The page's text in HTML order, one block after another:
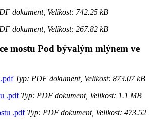
dokument, Velikost: 742.25 kB
dokument, Velikost: 267.82 kB
mostu Pod bývalým mlýnem ve
Typ: PDF dokument, Velikost: 873.07 kB
.pdfTyp: PDF dokument, Velikost: 1.1 MB
.pdfTyp: PDF dokument, Velikost: 473.52